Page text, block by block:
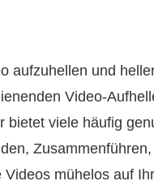
aufzuhellen und
Video-
bietet viele häufig
mühelos auf